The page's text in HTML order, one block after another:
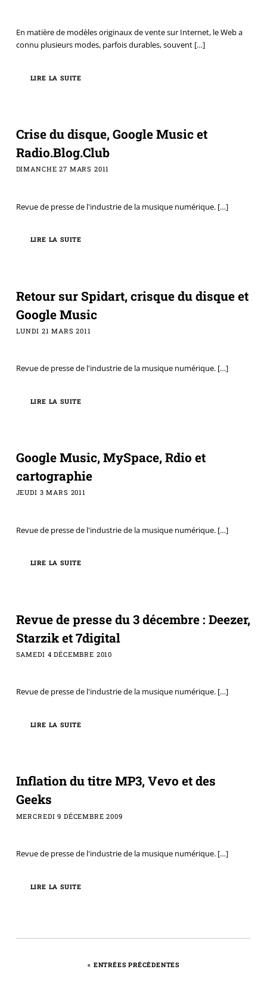
En matière de modèles originaux de vente sur Internet, le Web a
connu plusieurs modes, parfois durables, souvent[…]
LIRE LA SUITE
Crise du disque, Google Music et
Radio.Blog.Club
DIMANCHE 27 MARS 2011
Revue de presse de l'industrie de la musique numérique.[…]
LIRE LA SUITE
Retour sur Spidart, crisque du disque et
Google Music
LUNDI 21 MARS 2011
Revue de presse de l'industrie de la musique numérique.[…]
LIRE LA SUITE
Google Music, MySpace, Rdio et
cartographie
JEUDI 3 MARS 2011
Revue de presse de l'industrie de la musique numérique.[…]
LIRE LA SUITE
Revue de presse du 3 décembre : Deezer,
Starzik et 7digital
SAMEDI 4 DÉCEMBRE 2010
Revue de presse de l'industrie de la musique numérique.[…]
LIRE LA SUITE
Inflation du titre MP3, Vevo et des
Geeks
MERCREDI 9 DÉCEMBRE 2009
Revue de presse de l'industrie de la musique numérique.[…]
LIRE LA SUITE
« ENTRÉES PRÉCÉDENTES